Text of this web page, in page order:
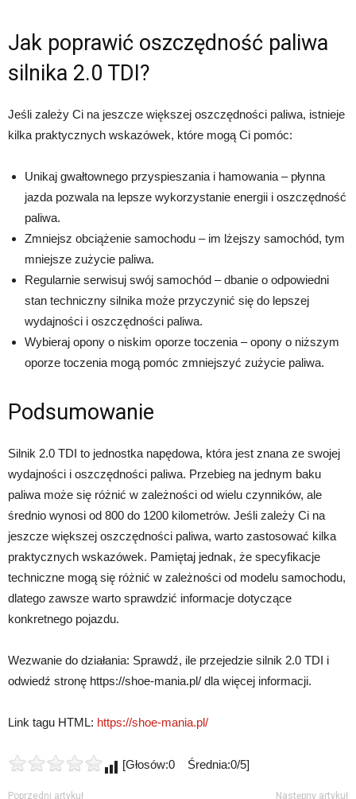
Jak poprawić oszczędność paliwa
silnika 2.0 TDI?
Jeśli zależy Ci na jeszcze większej oszczędności paliwa, istnieje
kilka praktycznych wskazówek, które mogą Ci pomóc:
Unikaj gwałtownego przyspieszania i hamowania – płynna
jazda pozwala na lepsze wykorzystanie energii i oszczędność
paliwa.
Zmniejsz obciążenie samochodu – im lżejszy samochód, tym
mniejsze zużycie paliwa.
Regularnie serwisuj swój samochód – dbanie o odpowiedni
stan techniczny silnika może przyczynić się do lepszej
wydajności i oszczędności paliwa.
Wybieraj opony o niskim oporze toczenia – opony o niższym
oporze toczenia mogą pomóc zmniejszyć zużycie paliwa.
Podsumowanie
Silnik 2.0 TDI to jednostka napędowa, która jest znana ze swojej
wydajności i oszczędności paliwa. Przebieg na jednym baku
paliwa może się różnić w zależności od wielu czynników, ale
średnio wynosi od 800 do 1200 kilometrów. Jeśli zależy Ci na
jeszcze większej oszczędności paliwa, warto zastosować kilka
praktycznych wskazówek. Pamiętaj jednak, że specyfikacje
techniczne mogą się różnić w zależności od modelu samochodu,
dlatego zawsze warto sprawdzić informacje dotyczące
konkretnego pojazdu.
Wezwanie do działania: Sprawdź, ile przejedzie silnik 2.0 TDI i
odwiedź stronę https://shoe-mania.pl/ dla więcej informacji.
Link tagu HTML: https://shoe-mania.pl/
[Głosów:0 Średnia:0/5]
Poprzedni artykuł Następny artykuł